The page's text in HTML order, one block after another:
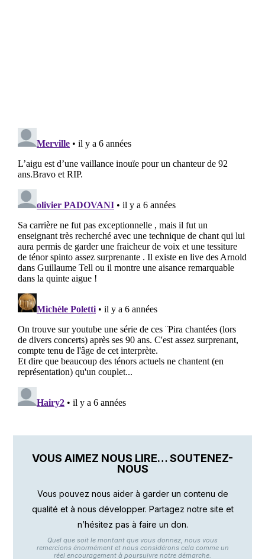
VOUS AIMEZ NOUS LIRE… SOUTENEZ-
NOUS
Vous pouvez nous aider à garder un contenu de
qualité et à nous développer. Partagez notre site et
n’hésitez pas à faire un don.
Quel que soit le montant que vous donnez, nous vous
remercions énormément et nous considérons cela comme un
réel encouragement à poursuivre notre démarche.